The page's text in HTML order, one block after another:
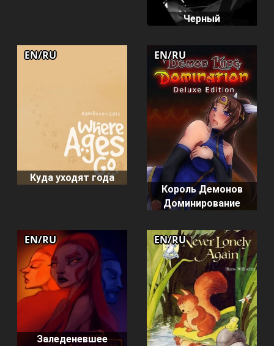
Черный
Куда уходят года
EN/RU
Король Демонов
Доминирование
EN/RU
Заледеневшее
EN/RU EN/RU